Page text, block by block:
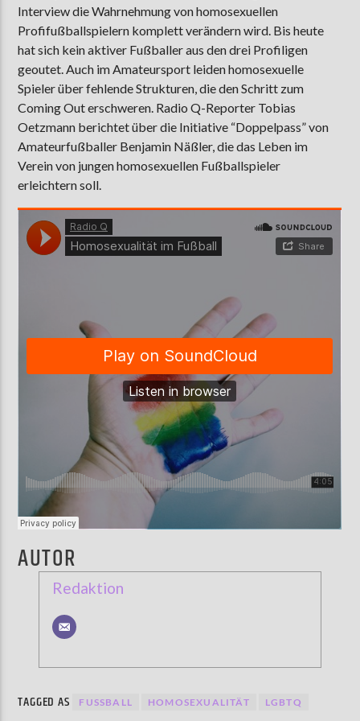
AKTUELLE SENDUNG
MOEBIUS
00:00 18:00
ZU HÖREN INMünster90,9 MHzSteinfurt103,9 MHz
Interview die Wahrnehmung von homosexuellen
Profifußballspielern komplett verändern wird. Bis heute
hat sich kein aktiver Fußballer aus den drei Profiligen
geoutet. Auch im Amateursport leiden homosexuelle
Spieler über fehlende Strukturen, die den Schritt zum
Coming Out erschweren. Radio Q-Reporter Tobias
Oetzmann berichtet über die Initiative “Doppelpass” von
Amateurfußballer Benjamin Näßler, die das Leben im
Verein von jungen homosexuellen Fußballspieler
erleichtern soll.
AUTOR
Redaktion
TAGGED AS FUSSBALL HOMOSEXUALITÄT LGBTQ